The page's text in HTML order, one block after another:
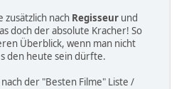
zusätzlich nach Regisseur und
doch der absolute Kracher! So
Überblick, wenn man nicht
den heute sein dürfte.
der "Besten Filme" Liste /